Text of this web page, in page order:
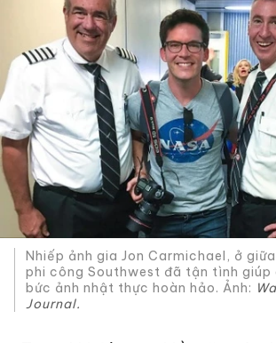
Nhiếp ảnh gia Jon Carmichael, ở
phi công Southwest đã tận tình giúp
bức ảnh nhật thực hoàn hảo. Ảnh:
Journal.